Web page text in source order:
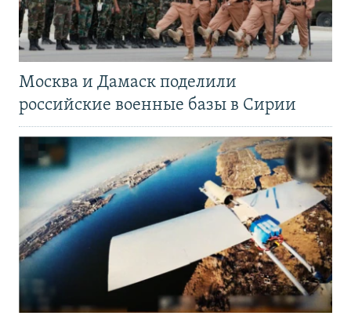
Москва и Дамаск поделили
российские военные базы в Сирии